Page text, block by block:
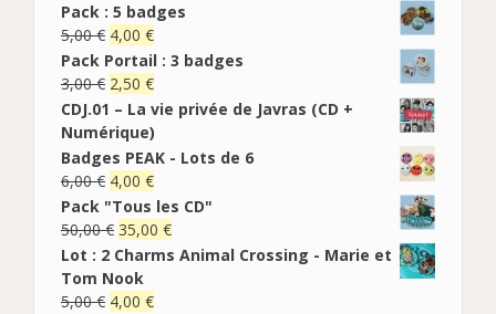
Pack : 5 badges
5,00€ 4,00 €
Pack Portail : 3 badges
3,00€ 2,50 €
CDJ.01 – La vie privée de Javras (CD +
Numérique)
Badges PEAK - Lots de 6
6,00€ 4,00 €
Pack "Tous les CD"
50,00€ 35,00 €
Lot : 2 Charms Animal Crossing - Marie et
Tom Nook
5,00€ 4,00 €